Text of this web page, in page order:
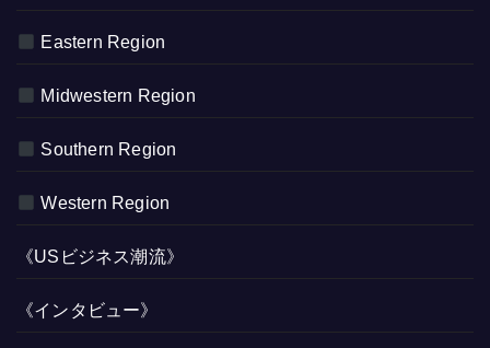
Eastern Region
Midwestern Region
Southern Region
Western Region
《USビジネス潮流》
《インタビュー》